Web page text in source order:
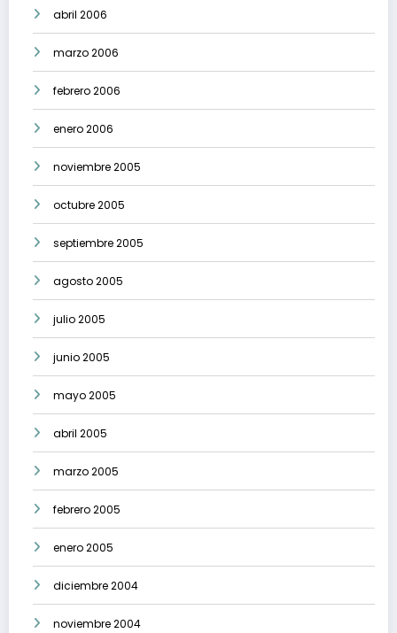
abril 2006
marzo 2006
febrero 2006
enero 2006
noviembre 2005
octubre 2005
septiembre 2005
agosto 2005
julio 2005
junio 2005
mayo 2005
abril 2005
marzo 2005
febrero 2005
enero 2005
diciembre 2004
noviembre 2004